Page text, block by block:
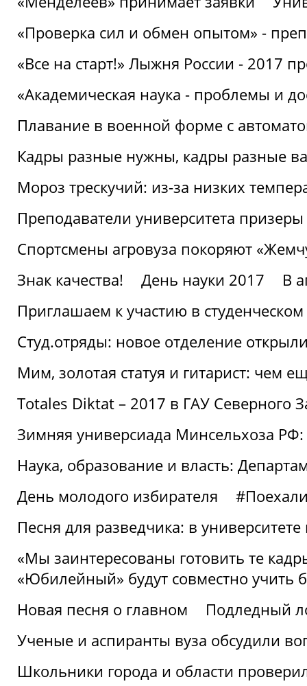
«Проверка сил и обмен опытом» -
«Все на старт!» Лыжня России - 2017
«Академическая наука - проблемы и
Плавание в военной форме с
Кадры разные нужны, кадры разные
Мороз трескучий: из-за низких
Преподаватели университета
Спортсмены агровуза покоряют
Знак качества!
День науки 2017
В
Приглашаем к участию в
Студ.отряды: новое отделение
Мим, золотая статуя и гитарист: чем
Totales Diktat – 2017 в ГАУ Северного
Зимняя универсиада Минсельхоза
Наука, образование и власть:
День молодого избирателя
Песня для разведчика: в
«Мы заинтересованы готовить те
«Юбилейный» будут совместно учить
Новая песня о главном
Подледный
Ученые и аспиранты вуза обсудили
Школьники города и области